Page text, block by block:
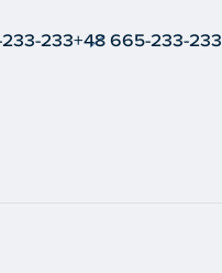
233+48 665-233-233